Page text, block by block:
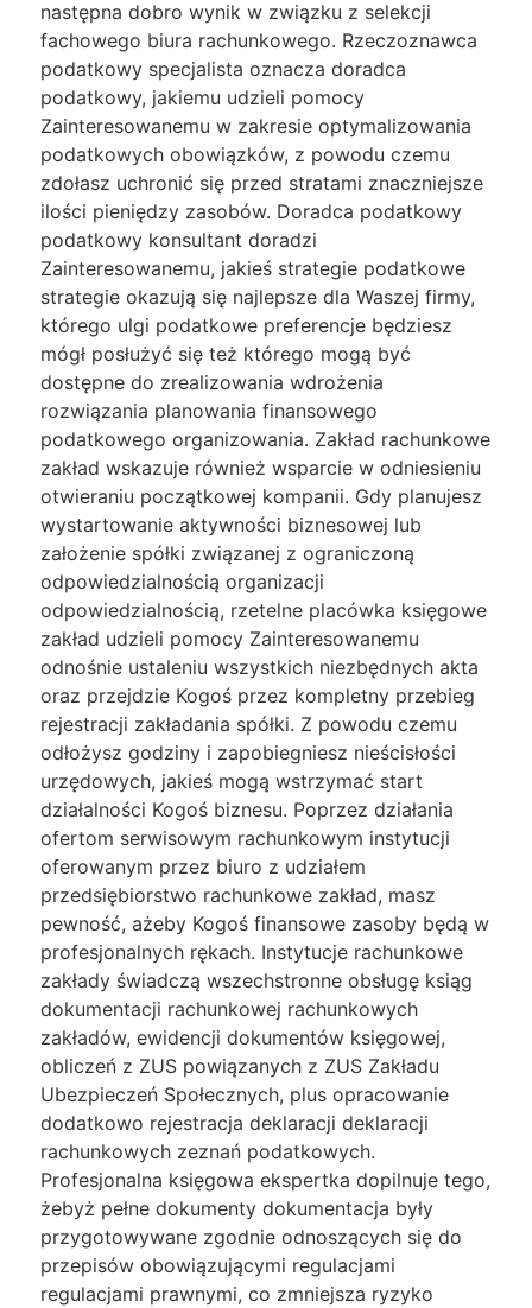
następna dobro wynik w związku z selekcji
fachowego biura rachunkowego. Rzeczoznawca
podatkowy specjalista oznacza doradca
podatkowy, jakiemu udzieli pomocy
Zainteresowanemu w zakresie optymalizowania
podatkowych obowiązków, z powodu czemu
zdołasz uchronić się przed stratami znaczniejsze
ilości pieniędzy zasobów. Doradca podatkowy
podatkowy konsultant doradzi
Zainteresowanemu, jakieś strategie podatkowe
strategie okazują się najlepsze dla Waszej firmy,
którego ulgi podatkowe preferencje będziesz
mógł posłużyć się też którego mogą być
dostępne do zrealizowania wdrożenia
rozwiązania planowania finansowego
podatkowego organizowania. Zakład rachunkowe
zakład wskazuje również wsparcie w odniesieniu
otwieraniu początkowej kompanii. Gdy planujesz
wystartowanie aktywności biznesowej lub
założenie spółki związanej z ograniczoną
odpowiedzialnością organizacji
odpowiedzialnością, rzetelne placówka księgowe
zakład udzieli pomocy Zainteresowanemu
odnośnie ustaleniu wszystkich niezbędnych akta
oraz przejdzie Kogoś przez kompletny przebieg
rejestracji zakładania spółki. Z powodu czemu
odłożysz godziny i zapobiegniesz nieścisłości
urzędowych, jakieś mogą wstrzymać start
działalności Kogoś biznesu. Poprzez działania
ofertom serwisowym rachunkowym instytucji
oferowanym przez biuro z udziałem
przedsiębiorstwo rachunkowe zakład, masz
pewność, ażeby Kogoś finansowe zasoby będą w
profesjonalnych rękach. Instytucje rachunkowe
zakłady świadczą wszechstronne obsługę ksiąg
dokumentacji rachunkowej rachunkowych
zakładów, ewidencji dokumentów księgowej,
obliczeń z ZUS powiązanych z ZUS Zakładu
Ubezpieczeń Społecznych, plus opracowanie
dodatkowo rejestracja deklaracji deklaracji
rachunkowych zeznań podatkowych.
Profesjonalna księgowa ekspertka dopilnuje tego,
żebyż pełne dokumenty dokumentacja były
przygotowywane zgodnie odnoszących się do
przepisów obowiązującymi regulacjami
regulacjami prawnymi, co zmniejsza ryzyko